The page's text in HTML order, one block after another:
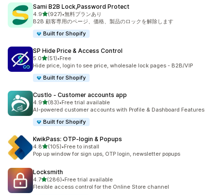
Sami B2B Lock,Password Protect
4.95つ星中
(927)
合計レビュー数：927件
•無料プランあり
B2B 顧客専用のページ、価格、製品のロックを解除します
Built for Shopify
SP Hide Price & Access Control
5.05つ星中
(51)
合計レビュー数：51件
•Free
Hide price, login to see price, wholesale lock pages - B2B/VIP
Built for Shopify
Custlo ‑ Customer accounts app
4.95つ星中
(83)
合計レビュー数：83件
•Free trial available
AI-powered customer accounts with Profile & Dashboard Features
Built for Shopify
KwikPass: OTP‑login & Popups
4.85つ星中
(105)
合計レビュー数：105件
•Free to install
Pop up window for sign ups, OTP login, newsletter popups
Locksmith
4.75つ星中
(286)
合計レビュー数：286件
•Free trial available
Flexible access control for the Online Store channel